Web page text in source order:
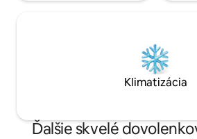
Klimatizácia
Ďalšie skvelé